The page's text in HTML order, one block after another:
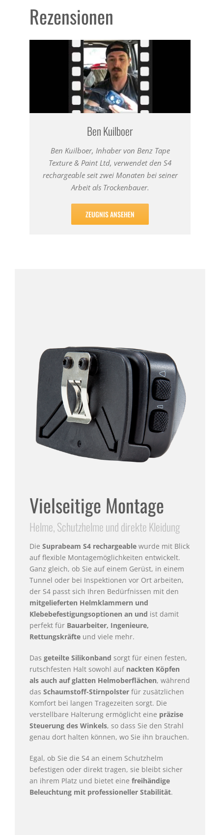
Rezensionen
Ben Kuilboer
Ben Kuilboer, Inhaber von Benz Tape
Texture & Paint Ltd, verwendet den S4
rechargeable seit zwei Monaten bei seiner
Arbeit als Trockenbauer.
ZEUGNIS ANSEHEN
Vielseitige Montage
Helme, Schutzhelme und direkte Kleidung
Die Suprabeam S4 rechargeable wurde mit Blick
auf flexible Montagemöglichkeiten entwickelt.
Ganz gleich, ob Sie auf einem Gerüst, in einem
Tunnel oder bei Inspektionen vor Ort arbeiten,
der S4 passt sich Ihren Bedürfnissen mit den
mitgelieferten Helmklammern und
Klebebefestigungsoptionen an und ist damit
perfekt für Bauarbeiter, Ingenieure,
Rettungskräfte und viele mehr.
Das geteilte Silikonband sorgt für einen festen,
rutschfesten Halt sowohl auf nackten Köpfen
als auch auf glatten Helmoberflächen, während
das Schaumstoff-Stirnpolster für zusätzlichen
Komfort bei langen Tragezeiten sorgt. Die
verstellbare Halterung ermöglicht eine präzise
Steuerung des Winkels, so dass Sie den Strahl
genau dort halten können, wo Sie ihn brauchen.
Egal, ob Sie die S4 an einem Schutzhelm
befestigen oder direkt tragen, sie bleibt sicher
an ihrem Platz und bietet eine freihändige
Beleuchtung mit professioneller Stabilität.